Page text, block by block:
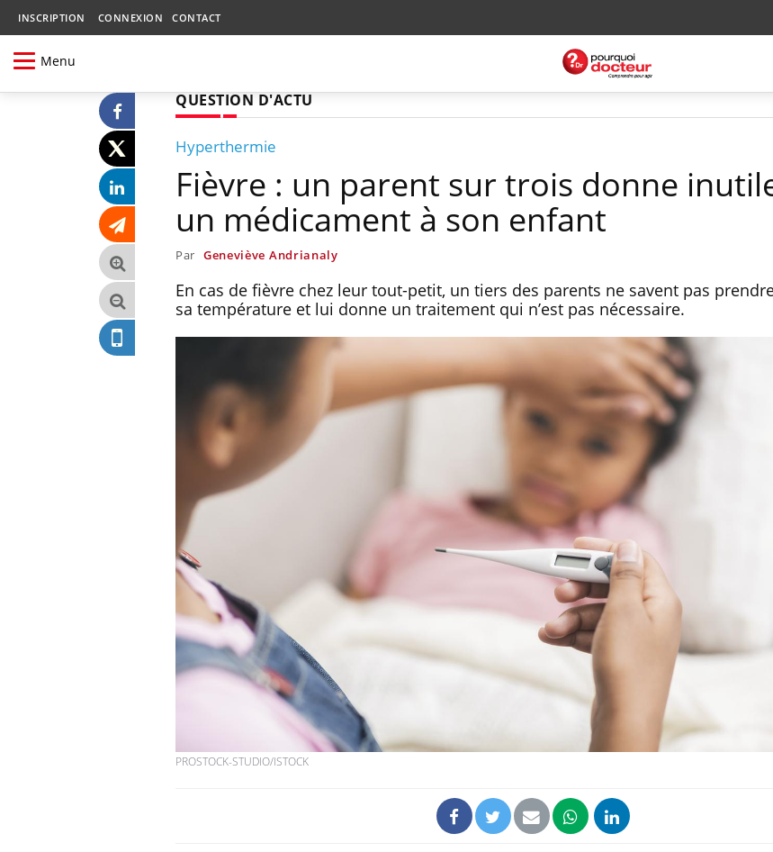
INSCRIPTION CONNEXION CONTACT
Menu
QUESTION D'ACTU
Hyperthermie
Fièvre : un parent sur trois donne
un médicament à son enfant
Par Geneviève Andrianaly
En cas de fièvre chez leur tout-petit, un tiers des parents ne savent pas
sa température et lui donne un traitement qui n’est pas nécessaire.
PROSTOCK-STUDIO/ISTOCK
Cancer colorectal : une
Chikungunya, dengue,
West Nile : que se passe-
t-il dans le sud de la
France ?
Les médicaments GLP-1
protègent-ils aussi les os
Cytomégalovirus : ce qui
change dans la prise en
charge des femmes
enceintes
La sieste empêche-t-elle
de dormir la nuit ?
VIH : la fin du comprimé
tous les jours se profile-t-
elle enfin ?